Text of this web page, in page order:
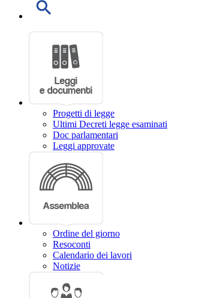
Progetti di legge
Ultimi Decreti legge esaminati
Doc parlamentari
Leggi approvate
Ordine del giorno
Resoconti
Calendario dei lavori
Notizie